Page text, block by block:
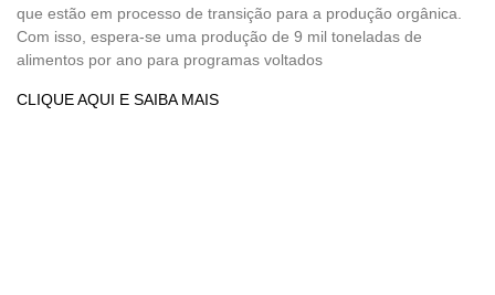
que estão em processo de transição para a produção orgânica.
Com isso, espera-se uma produção de 9 mil toneladas de
alimentos por ano para programas voltados
CLIQUE AQUI E SAIBA MAIS